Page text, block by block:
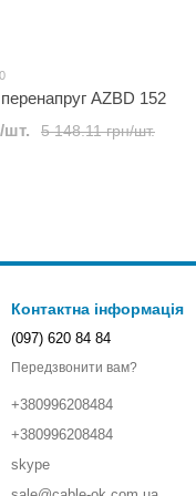
AZBD 152
5 148.11 грн/шт.
шт.
Контактна інформація
(097) 620 84 84
Передзвонити вам?
+380996208484
+380996208484
skype